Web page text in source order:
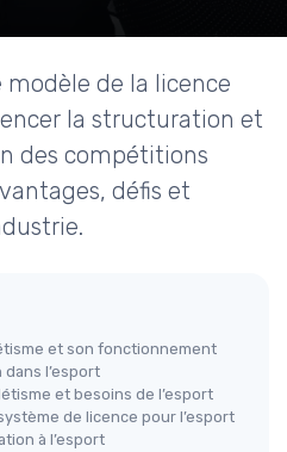
de la licence
la structuration et
des compétitions
défis et
et son fonctionnement
l’esport
et besoins de l’esport
de licence pour l’esport
à l’esport